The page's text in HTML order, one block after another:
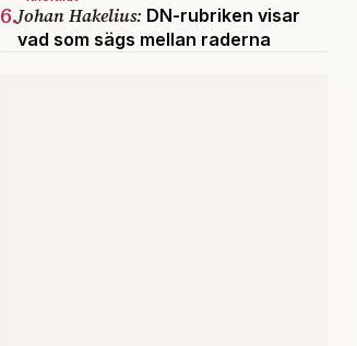
6.Johan Hakelius: DN-rubriken visar
vad som sägs mellan raderna